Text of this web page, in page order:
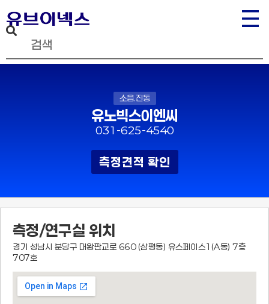
소음.진동
유노빅스이엔씨
031-625-4540
측정견적 확인
측정/연구실 위치
경기 성남시 분당구 대왕판교로 660 (삼평동) 유스페이스1(A동) 7층
707호